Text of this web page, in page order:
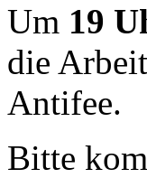
Um 19
die
Antifee.
Bitte